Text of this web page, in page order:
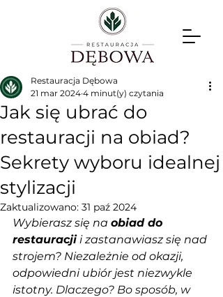
Jak się ubrać do
restauracji na obiad?
Sekrety wyboru idealnej
stylizacji
Restauracja Dębowa
21 mar 2024 4 minut(y) czytania
Zaktualizowano: 31 paź 2024
Wybierasz się na obiad do
restauracji i zastanawiasz się nad
strojem? Niezależnie od okazji,
odpowiedni ubiór jest niezwykle
istotny. Dlaczego? Bo sposób, w